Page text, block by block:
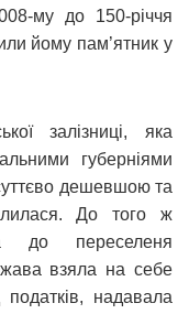
му до 150-річчя
йому пам’ятник у
залізниці, яка
губерніями
дешевшою та
До того ж
до переселеня
взяла на себе
надавала